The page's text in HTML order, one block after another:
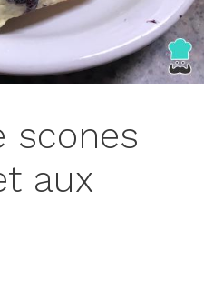
scones
aux